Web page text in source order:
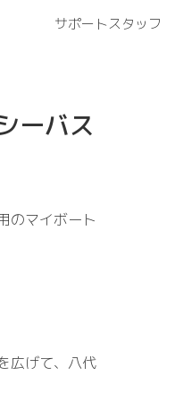
サポートスタッフ
ーバス
のマイボート
広げて、 八代